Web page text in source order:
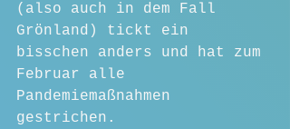
(also auch in dem Fall
Grönland) tickt ein
bisschen anders und hat zum
Februar alle
Pandemiemaßnahmen
gestrichen.